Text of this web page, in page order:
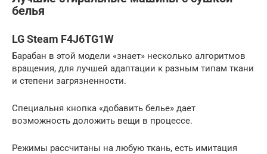
белья
LG Steam F4J6TG1W
Барабан в этой модели «знает» несколько алгоритмов
вращения, для лучшей адаптации к разным типам ткани
и степени загрязненности.
Специальня кнопка «добавить белье» дает
возможность доложить вещи в процессе.
Режимы рассчитаны на любую ткань, есть имитация